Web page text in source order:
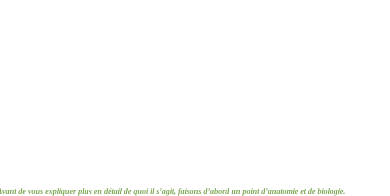
de vous expliquer plus en détail de quoi il s’agit, faisons d’abord un point d’anatomie et de biologie.